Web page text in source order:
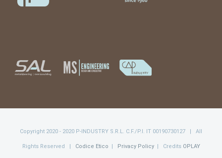
Copyright 2020 - 2020 P-INDUSTRY S.R.L. C.F./P.I. IT 00190730127 | All
Rights Reserved | Codice Etico Privacy Policy| Credits OPLAY